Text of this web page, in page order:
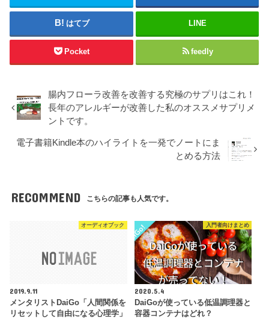
はてブ LINE
Pocket feedly
腸内フローラ改善を改善する究極のサプリはこれ！
長年のアレルギーが改善した私のオススメサプリメ
ントです。
電子書籍Kindle本のハイライトを一発でノートにま
とめる方法
RECOMMEND こちらの記事も人気です。
オーディオブック
2019.9.11
メンタリストDaiGo「人間関係を
リセットして自由になる心理学」
入門者向けまとめ
2020.5.4
DaiGoが使っている低温調理器と
容器コンテナはどれ？